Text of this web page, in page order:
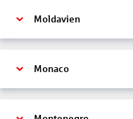
Moldavien
Monaco